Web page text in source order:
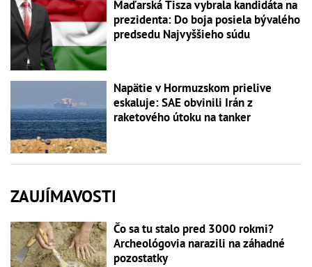
Maďarská Tisza vybrala kandidáta na
prezidenta: Do boja posiela bývalého
predsedu Najvyššieho súdu
Napätie v Hormuzskom prielive
eskaluje: SAE obvinili Irán z
raketového útoku na tanker
ZAUJÍMAVOSTI
Čo sa tu stalo pred 3000 rokmi?
Archeológovia narazili na záhadné
pozostatky